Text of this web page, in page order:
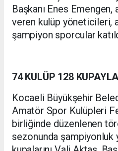
Başkanı Enes
veren kulüp yöneticileri,
şampiyon sporcular
74 KULÜP 128
Kocaeli Büyükşehir
Amatör Spor Kulüpleri
birliğinde düzenlenen
sezonunda şampiyonluk